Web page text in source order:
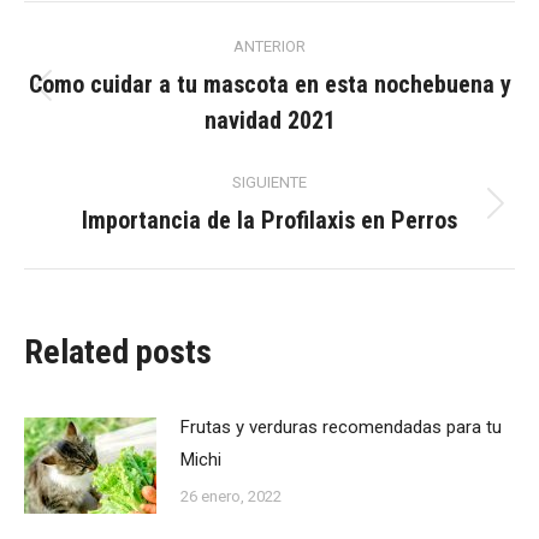
Navegación
entre
ANTERIOR
Publicación
anterior:
Como cuidar a tu mascota en esta nochebuena y
navidad 2021
SIGUIENTE
Publicación
Importancia de la Profilaxis en Perros
Related posts
Frutas y verduras recomendadas para tu
Michi
26 enero, 2022